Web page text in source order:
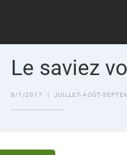
Le saviez
8/1/2017 | JUILLET-AOÛT-